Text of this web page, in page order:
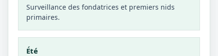
Surveillance des fondatrices et premiers nids
primaires.
Été